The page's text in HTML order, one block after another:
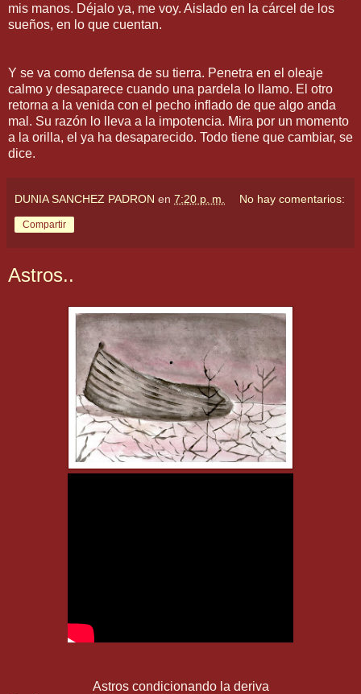
mis manos. Déjalo ya, me voy. Aislado en la cárcel de los
sueños, en lo que cuentan.
Y se va como defensa de su tierra. Penetra en el oleaje
calmo y desaparece cuando una pardela lo llamo. El otro
retorna a la venida con el pecho inflado de que algo anda
mal. Su razón lo lleva a la impotencia. Mira por un momento
a la orilla, el ya ha desaparecido. Todo tiene que cambiar, se
dice.
DUNIA SANCHEZ PADRON en 7:20 p. m. No hay comentarios:
Compartir
Astros..
Astros condicionando la deriva